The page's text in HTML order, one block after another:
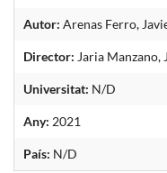
Autor: Arenas Ferro,
Director: Jaria Manzano,
Universitat: N/D
Any: 2021
País: N/D